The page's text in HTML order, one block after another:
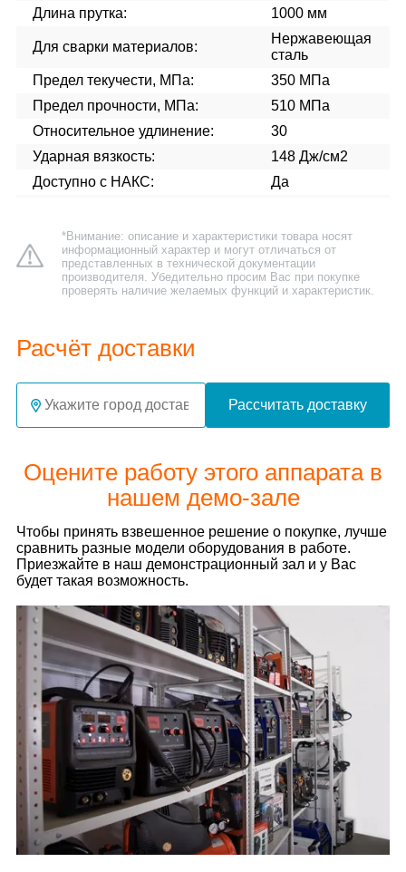
Длина прутка:
1000 мм
Для сварки материалов:
Нержавеющая
сталь
Предел текучести, МПа:
350 МПа
Предел прочности, МПа:
510 МПа
Относительное удлинение:
30
Ударная вязкость:
148 Дж/см2
Доступно с НАКС:
Да
*Внимание: описание и характеристики товара носят
информационный характер и могут отличаться от
представленных в технической документации
производителя. Убедительно просим Вас при покупке
проверять наличие желаемых функций и характеристик.
Расчёт доставки
Рассчитать доставку
Оцените работу этого аппарата в
нашем демо-зале
Чтобы принять взвешенное решение о покупке, лучше
сравнить разные модели оборудования в работе.
Приезжайте в наш демонстрационный зал и у Вас
будет такая возможность.